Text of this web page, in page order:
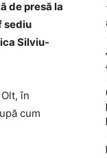
de presă la
sediu
Silviu-
în
cum